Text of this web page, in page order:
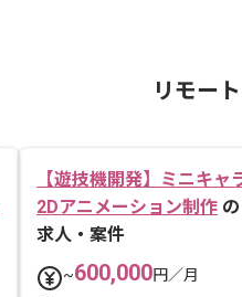
リモー
【遊技機開発】ミニキャ
2Dアニメーション制作 の
求人・案件
~600,000円／月